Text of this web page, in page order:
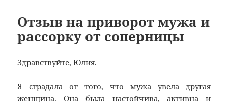
Отзыв на приворот мужа и
рассорку от соперницы
Здравствуйте, Юлия.
Я страдала от того, что мужа увела другая
женщина. Она была настойчива, активна и